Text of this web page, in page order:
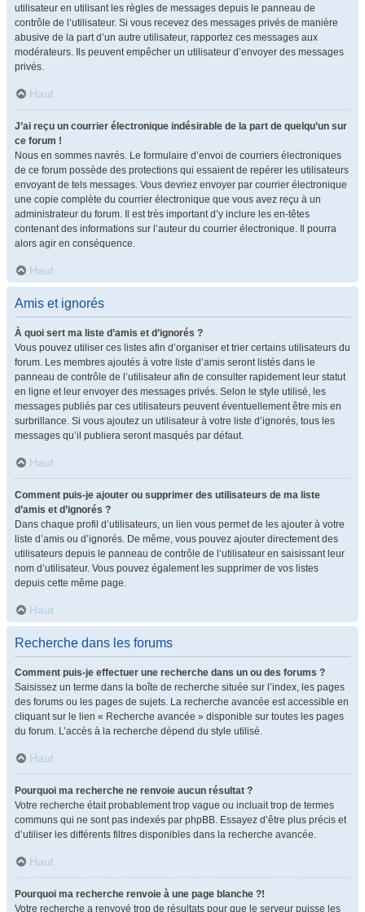
utilisateur en utilisant les règles de messages depuis le panneau de
contrôle de l’utilisateur. Si vous recevez des messages privés de manière
abusive de la part d’un autre utilisateur, rapportez ces messages aux
modérateurs. Ils peuvent empêcher un utilisateur d’envoyer des messages
privés.
Haut
J’ai reçu un courrier électronique indésirable de la part de quelqu’un sur
ce forum !
Nous en sommes navrés. Le formulaire d’envoi de courriers électroniques
de ce forum possède des protections qui essaient de repérer les utilisateurs
envoyant de tels messages. Vous devriez envoyer par courrier électronique
une copie complète du courrier électronique que vous avez reçu à un
administrateur du forum. Il est très important d’y inclure les en-têtes
contenant des informations sur l’auteur du courrier électronique. Il pourra
alors agir en conséquence.
Haut
Amis et ignorés
À quoi sert ma liste d’amis et d’ignorés ?
Vous pouvez utiliser ces listes afin d’organiser et trier certains utilisateurs du
forum. Les membres ajoutés à votre liste d’amis seront listés dans le
panneau de contrôle de l’utilisateur afin de consulter rapidement leur statut
en ligne et leur envoyer des messages privés. Selon le style utilisé, les
messages publiés par ces utilisateurs peuvent éventuellement être mis en
surbrillance. Si vous ajoutez un utilisateur à votre liste d’ignorés, tous les
messages qu’il publiera seront masqués par défaut.
Haut
Comment puis-je ajouter ou supprimer des utilisateurs de ma liste
d’amis et d’ignorés ?
Dans chaque profil d’utilisateurs, un lien vous permet de les ajouter à votre
liste d’amis ou d’ignorés. De même, vous pouvez ajouter directement des
utilisateurs depuis le panneau de contrôle de l’utilisateur en saisissant leur
nom d’utilisateur. Vous pouvez également les supprimer de vos listes
depuis cette même page.
Haut
Recherche dans les forums
Comment puis-je effectuer une recherche dans un ou des forums ?
Saisissez un terme dans la boîte de recherche située sur l’index, les pages
des forums ou les pages de sujets. La recherche avancée est accessible en
cliquant sur le lien « Recherche avancée » disponible sur toutes les pages
du forum. L’accès à la recherche dépend du style utilisé.
Haut
Pourquoi ma recherche ne renvoie aucun résultat ?
Votre recherche était probablement trop vague ou incluait trop de termes
communs qui ne sont pas indexés par phpBB. Essayez d’être plus précis et
d’utiliser les différents filtres disponibles dans la recherche avancée.
Haut
Pourquoi ma recherche renvoie à une page blanche ?!
Votre recherche a renvoyé trop de résultats pour que le serveur puisse les